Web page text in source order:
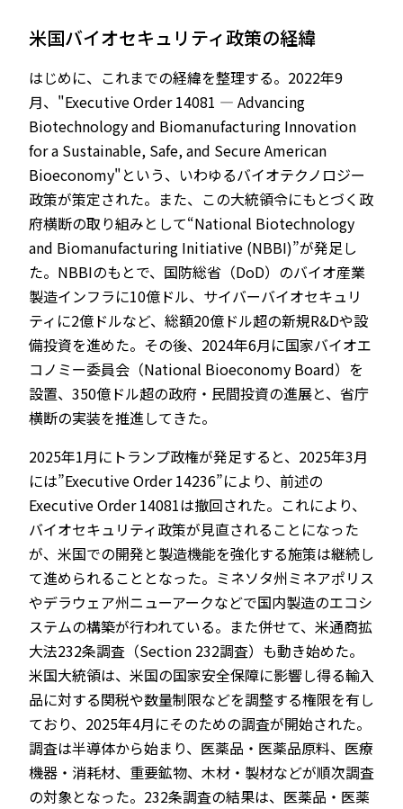
米国バイオセキュリティ政策の経緯
はじめに、これまでの経緯を整理する。2022年9
月、"Executive Order 14081 — Advancing
Biotechnology and Biomanufacturing Innovation
for a Sustainable, Safe, and Secure American
Bioeconomy"という、いわゆるバイオテクノロジー
政策が策定された。また、この大統領令にもとづく政
府横断の取り組みとして“National Biotechnology
and Biomanufacturing Initiative (NBBI)”が発足し
た。NBBIのもとで、国防総省（DoD）のバイオ産業
製造インフラに10億ドル、サイバーバイオセキュリ
ティに2億ドルなど、総額20億ドル超の新規R&Dや設
備投資を進めた。その後、2024年6月に国家バイオエ
コノミー委員会（National Bioeconomy Board）を
設置、350億ドル超の政府・民間投資の進展と、省庁
横断の実装を推進してきた。
2025年1月にトランプ政権が発足すると、2025年3月
には”Executive Order 14236”により、前述の
Executive Order 14081は撤回された。これにより、
バイオセキュリティ政策が見直されることになった
が、米国での開発と製造機能を強化する施策は継続し
て進められることとなった。ミネソタ州ミネアポリス
やデラウェア州ニューアークなどで国内製造のエコシ
ステムの構築が行われている。また併せて、米通商拡
大法232条調査（Section 232調査）も動き始めた。
米国大統領は、米国の国家安全保障に影響し得る輸入
品に対する関税や数量制限などを調整する権限を有し
ており、2025年4月にそのための調査が開始された。
調査は半導体から始まり、医薬品・医薬品原料、医療
機器・消耗材、重要鉱物、木材・製材などが順次調査
の対象となった。232条調査の結果は、医薬品・医薬